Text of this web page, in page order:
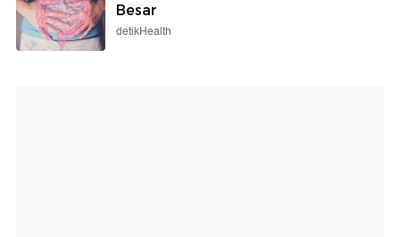
Besar
detikHealth